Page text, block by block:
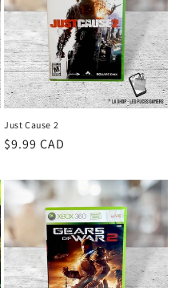
Just Cause 2
Prix
$9.99 CAD